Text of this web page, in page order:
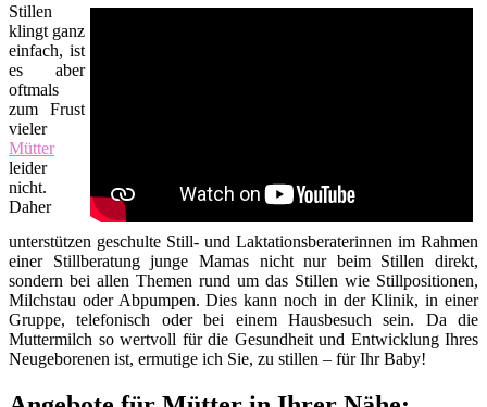
Stillen
klingt ganz
einfach, ist
es aber
oftmals
zum Frust
vieler
Mütter
leider
nicht.
Daher
unterstützen geschulte Still- und Laktationsberaterinnen im Rahmen
einer Stillberatung junge Mamas nicht nur beim Stillen direkt,
sondern bei allen Themen rund um das Stillen wie Stillpositionen,
Milchstau oder Abpumpen. Dies kann noch in der Klinik, in einer
Gruppe, telefonisch oder bei einem Hausbesuch sein. Da die
Muttermilch so wertvoll für die Gesundheit und Entwicklung Ihres
Neugeborenen ist, ermutige ich Sie, zu stillen – für Ihr Baby!